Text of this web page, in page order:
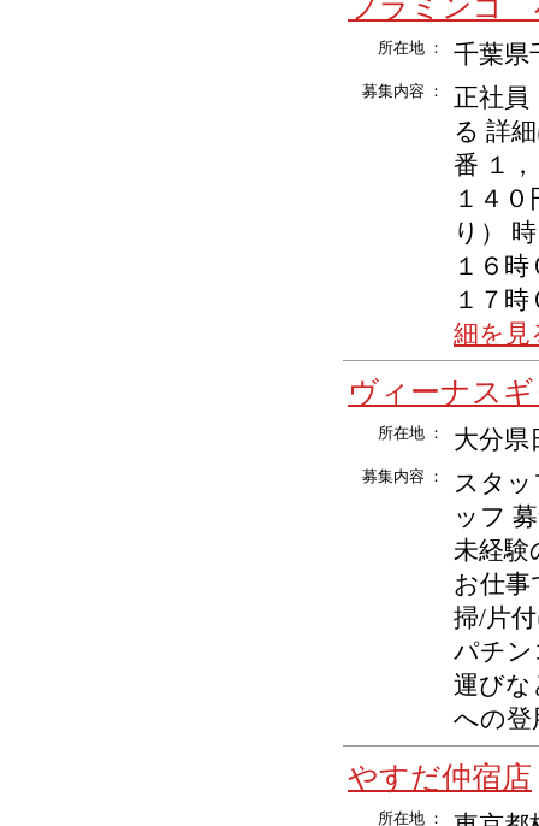
所在地 ： 千葉県
募集内容 ：
正社員
る 詳
番 １
１４
り）
１６
１７
細を見
ヴィーナス
所在地 ： 大分県
募集内容 ：
スタ
ッフ
未経験
お仕事
掃/片
パチン
運びな
への登
やすだ仲宿店
所在地 ：